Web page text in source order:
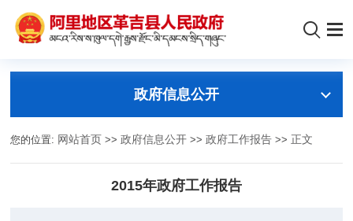
政府信息公开
您的位置: 网站首页 >>政府信息公开 >>政府工作报告 >> 正文
2015年政府工作报告